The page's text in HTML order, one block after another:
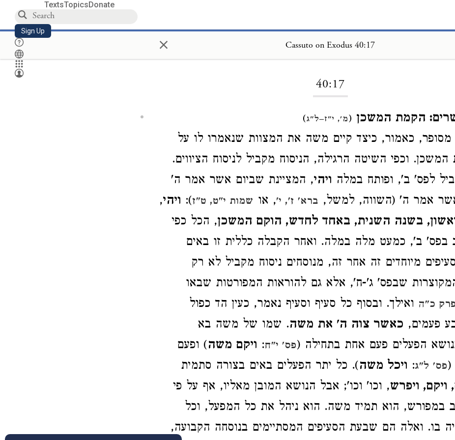
TextsTopicsDonate
Sign Up × Cassuto on Exodus 40:17
40:17
הקמת המשכן (מ', י"ז–ל"ג)
מסופר, כאמור, כיצד קיים משה את המצוות שנאמרו לו על
וכפי השיטה הרגילה, הניסוח מקביל לניסוח הציווים.
לפס' ב', ופותח במלה ויהי, המציינת שביום אשר אמר ה'
אמר ה' (השווה, למשל, ברא' ז', י', או שמות י"ט, ט"ז): ויהי,
בשנה השנית, באחד לחדש, הוקם המשכן, הכל כפי
בפס' ב', כמעט מלה במלה. ואחר הקבלה כללית זו באים
מיוחדים זה אחר זה, מנוסחים ניסוח מקביל לא רק
שבפס' ג'-ח', אלא גם להוראות המפורטות שבאו
כ"ה ואילך. ובסוף כל סעיף וסעיף נאמר, כעין הד כפול
פעמים, כאשר צוה ה' את משה. שמו של משה בא
הפעלים פעם אחת בתחילה (פס' י"ח: ויקם משה) ופעם
(פס' ל"ג: ויכל משה). כל יתר הפעלים באים בצורה סתמית
ויקם, ויפרש, וכו' וכו'; אבל הנושא המובן מאליו, אף על פי
במפורש, הוא תמיד משה. הוא ניהל את כל המפעל, וכל
בו. ואלה הם שבעת הסעיפים המסתיימים בנוסחה הקבועה,